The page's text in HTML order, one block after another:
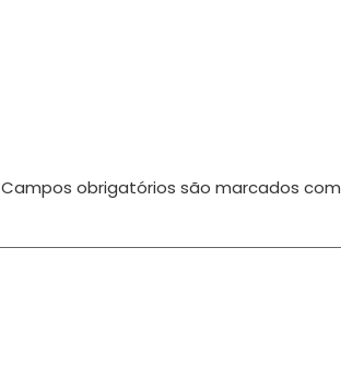
Campos obrigatórios são marcados com